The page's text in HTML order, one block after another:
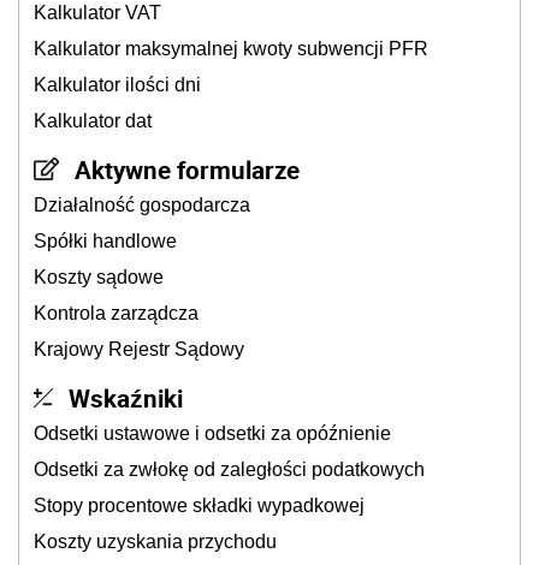
Kalkulator VAT
Kalkulator maksymalnej kwoty subwencji PFR
Kalkulator ilości dni
Kalkulator dat
Aktywne formularze
Działalność gospodarcza
Spółki handlowe
Koszty sądowe
Kontrola zarządcza
Krajowy Rejestr Sądowy
Wskaźniki
Odsetki ustawowe i odsetki za opóźnienie
Odsetki za zwłokę od zaległości podatkowych
Stopy procentowe składki wypadkowej
Koszty uzyskania przychodu